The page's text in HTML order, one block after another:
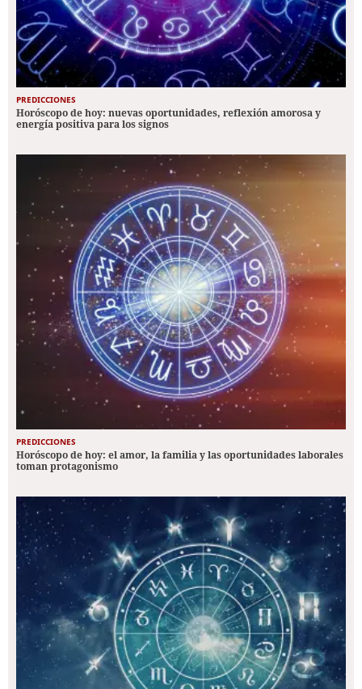
PREDICCIONES
Horóscopo de hoy: nuevas oportunidades, reflexión amorosa y
energía positiva para los signos
PREDICCIONES
Horóscopo de hoy: el amor, la familia y las oportunidades laborales
toman protagonismo